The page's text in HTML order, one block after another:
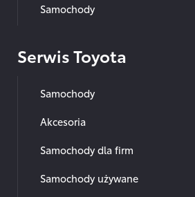
Samochody
Serwis Toyota
Samochody
Akcesoria
Samochody dla firm
Samochody używane